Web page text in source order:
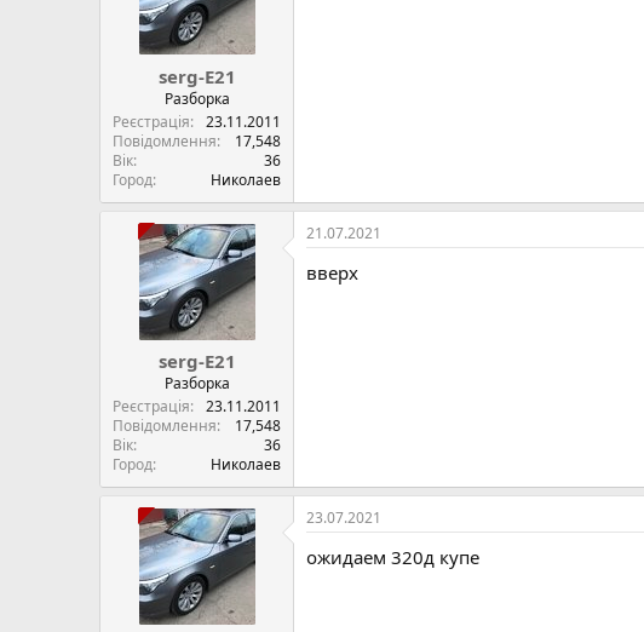
serg-E21
Разборка
Реєстрація
23.11.2011
Повідомлення
17,548
Вік
36
Город
Николаев
serg-E21
Разборка
Реєстрація
23.11.2011
Повідомлення
17,548
Вік
36
Город
Николаев
21.07.2021
вверх
23.07.2021
ожидаем 320д купе